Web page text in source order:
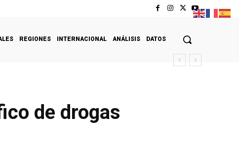
REGIONES INTERNACIONAL ANÁLISIS DATOS
de drogas